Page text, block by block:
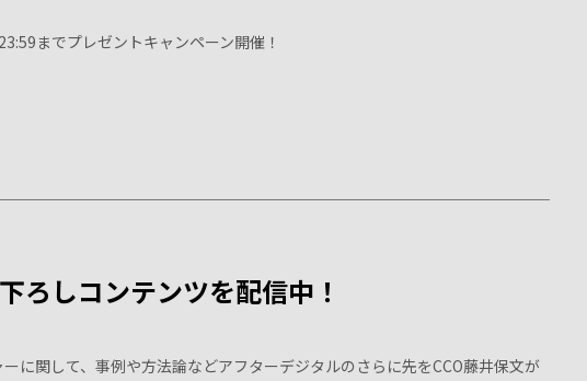
までプレゼントキャンペーン開催！
ろしコンテンツを配信中！
に関して、事例や方法論などアフターデジタルのさらに先をCCO藤井保文が